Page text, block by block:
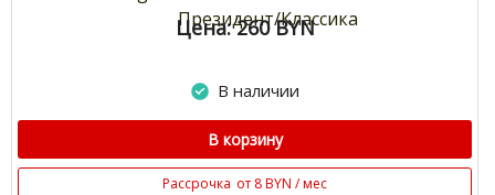
Президент/Классика
Цена: 260 BYN
В наличии
В корзину
Рассрочка от 8 BYN / мес